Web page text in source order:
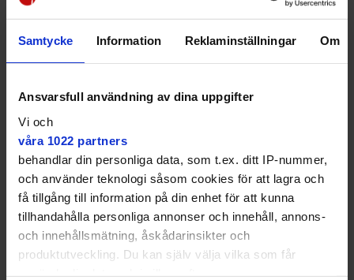
Samtycke Information Reklaminställningar Om
Ansvarsfull användning av dina uppgifter
Vi och
våra 1022 partners
behandlar din personliga data, som t.ex. ditt IP-nummer,
och använder teknologi såsom cookies för att lagra och
få tillgång till information på din enhet för att kunna
tillhandahålla personliga annonser och innehåll, annons-
och innehållsmätning, åskådarinsikter och
produktutveckling. Du kan själv välja vilka som får
att lägga på ytterligare ett
lager smink på våra ishallar.
Kritisk
Kritik kom från Hanna Svenssons kollega i styret i
form av Sivert Åkerljung (KD) som menade att
projektet behöver ses över i ljuset av
kostnadsökningen. Han ifrågasatte bland annat om
det verkligen behövs en förbundshall, alltså en ishall